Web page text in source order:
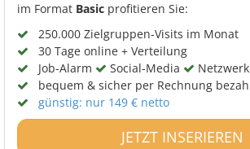
im Format Basic profitieren Sie:
250.000 Zielgruppen-Visits im Monat
30 Tage online + Verteilung
Job-Alarm
Social-Media
Netzwerk
bequem & sicher per Rechnung
günstig: nur 149 € netto
JETZT INSERIEREN